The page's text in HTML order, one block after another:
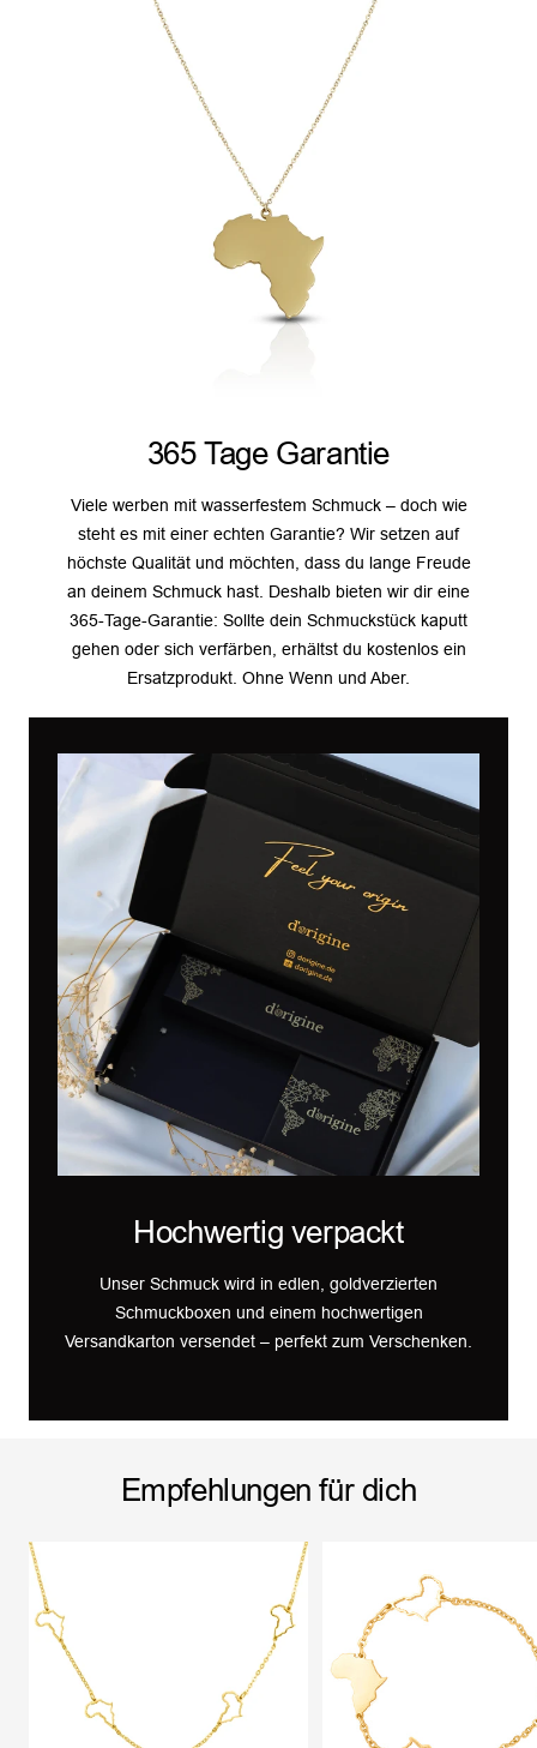
365 Tage Garantie
Viele werben mit wasserfestem Schmuck – doch wie
steht es mit einer echten Garantie? Wir setzen auf
höchste Qualität und möchten, dass du lange Freude
an deinem Schmuck hast. Deshalb bieten wir dir eine
365-Tage-Garantie: Sollte dein Schmuckstück kaputt
gehen oder sich verfärben, erhältst du kostenlos ein
Ersatzprodukt. Ohne Wenn und Aber.
Hochwertig verpackt
Unser Schmuck wird in edlen, goldverzierten
Schmuckboxen und einem hochwertigen
Versandkarton versendet – perfekt zum Verschenken.
Empfehlungen für dich